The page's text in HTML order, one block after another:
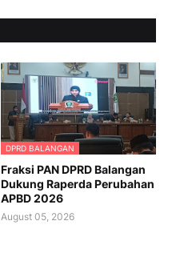
DPRD BALANGAN
Fraksi PAN DPRD Balangan
Dukung Raperda Perubahan
APBD 2026
August 05, 2026